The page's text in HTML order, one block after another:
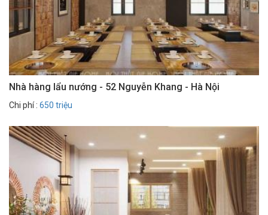
Nhà hàng lẩu nướng - 52 Nguyễn Khang - Hà Nội
Chi phí : 650 triệu